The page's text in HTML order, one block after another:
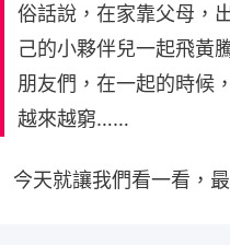
俗話說，在家靠父母，
己的小夥伴兒一起飛黃
朋友們，在一起的時候
越來越窮……
今天就讓我們看一看，